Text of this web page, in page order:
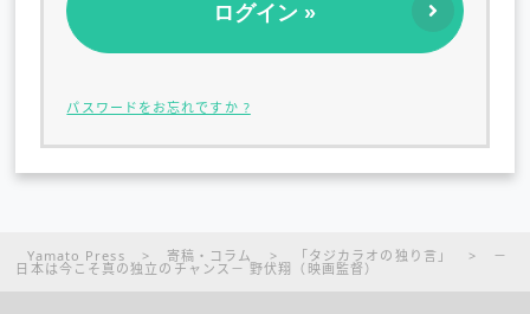
パスワードをお忘れですか ?
Yamato Press > 寄稿・コラム > 「タジカラオの独り言」 > －
日本は今こそ真の独立のチャンス－ 野伏翔（映画監督）